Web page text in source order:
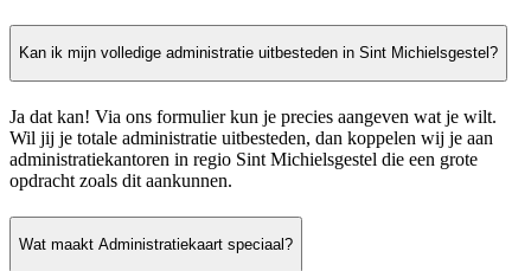
Kan ik mijn volledige administratie uitbesteden in Sint Michielsgestel?
Ja dat kan! Via ons formulier kun je precies aangeven wat je wilt.
Wil jij je totale administratie uitbesteden, dan koppelen wij je aan
administratiekantoren in regio Sint Michielsgestel die een grote
opdracht zoals dit aankunnen.
Wat maakt Administratiekaart speciaal?